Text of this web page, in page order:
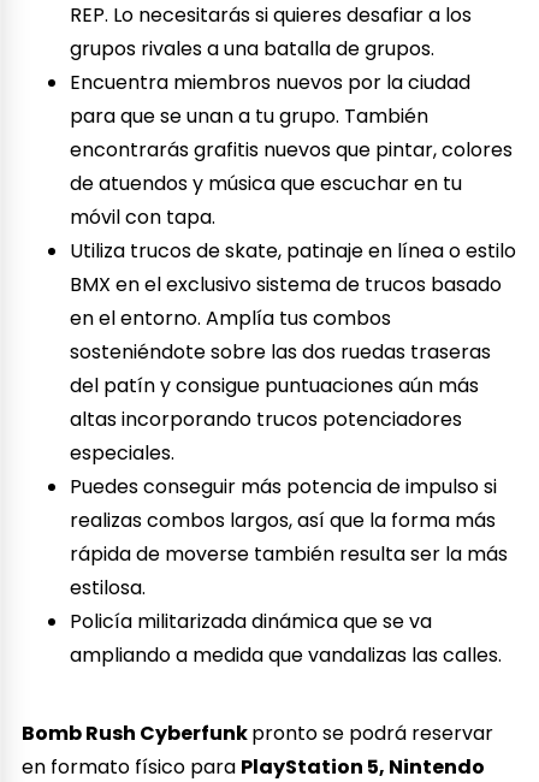
REP. Lo necesitarás si quieres desafiar a los
grupos rivales a una batalla de grupos.
Encuentra miembros nuevos por la ciudad
para que se unan a tu grupo. También
encontrarás grafitis nuevos que pintar, colores
de atuendos y música que escuchar en tu
móvil con tapa.
Utiliza trucos de skate, patinaje en línea o estilo
BMX en el exclusivo sistema de trucos basado
en el entorno. Amplía tus combos
sosteniéndote sobre las dos ruedas traseras
del patín y consigue puntuaciones aún más
altas incorporando trucos potenciadores
especiales.
Puedes conseguir más potencia de impulso si
realizas combos largos, así que la forma más
rápida de moverse también resulta ser la más
estilosa.
Policía militarizada dinámica que se va
ampliando a medida que vandalizas las calles.
Bomb Rush Cyberfunkpronto se podrá reservar
en formato físico para PlayStation 5, Nintendo